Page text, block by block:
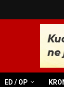
ED / OP